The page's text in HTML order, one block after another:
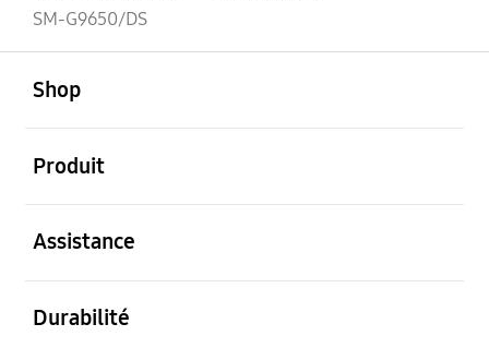
SM-G9650/DS
Shop
Produit
Assistance
Durabilité